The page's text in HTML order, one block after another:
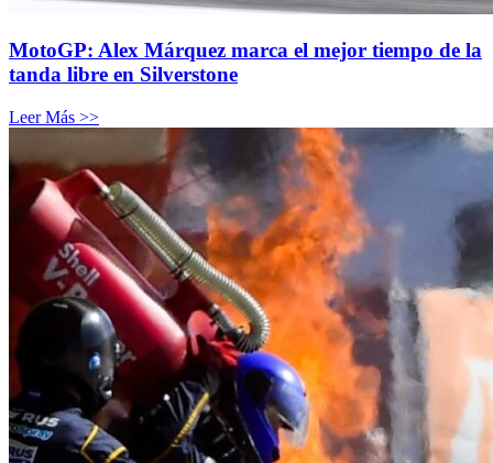
MotoGP: Alex Márquez marca el mejor tiempo de la
tanda libre en Silverstone
Leer Más >>